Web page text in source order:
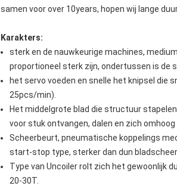
samen voor over 10years, hopen wij lange
Karakters:
sterk en de nauwkeurige machines,
proportioneel sterk zijn, ondertussen is de
het servo voeden en snelle het knipsel die
25pcs/min).
Het middelgrote blad die structuur
voor stuk ontvangen, dalen en zich
Scheerbeurt, pneumatische koppelings
start-stop type, sterker dan dun
Type van Uncoiler rolt zich het gewoonlijk
20-30T.